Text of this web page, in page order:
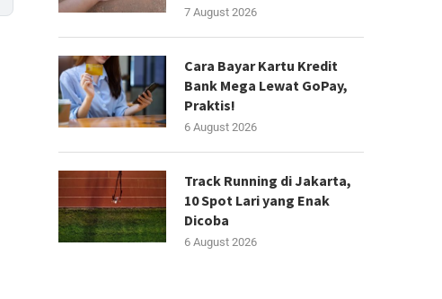
7 August 2026
Cara Bayar Kartu Kredit
Bank Mega Lewat GoPay,
Praktis!
6 August 2026
Track Running di Jakarta,
10 Spot Lari yang Enak
Dicoba
6 August 2026